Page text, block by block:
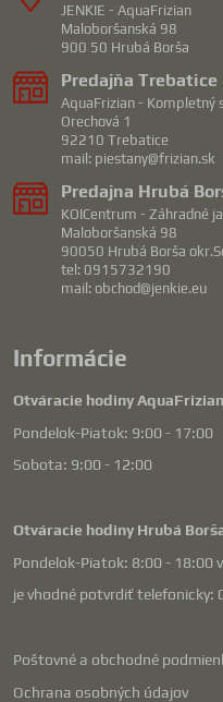
JENKIE - AquaFrizian
Maloboršanská 98
900 50 Hrubá Borša
Predajňa
AquaFrizian - Kompletný
Orechová 1
92210 Trebatice
mail: piestany@frizian.sk
Predajna Hrubá
KOICentrum - Záhradné
Maloboršanská 98
90050 Hrubá Borša
tel: 0915732190
mail: obchod@jenkie.eu
Informácie
Otváracie hodiny
Pondelok-Piatok: 9:00 - 17:00
Sobota: 9:00 - 12:00
Otváracie hodiny Hrubá
Pondelok-Piatok: 8:00 - 18:00
je vhodné potvrdiť
Poštovné a obchodné
Ochrana osobných údajov